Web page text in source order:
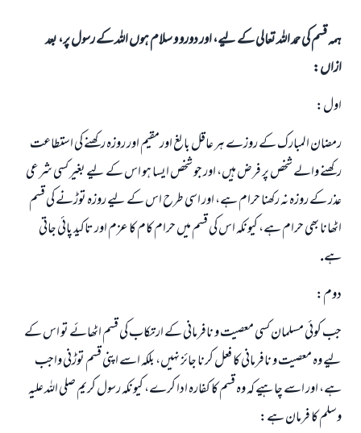
ہمہ قسم کی حمد اللہ تعالی کے لیے، اور دورو و سلام ہوں اللہ کے رسول پر، بعد
ازاں:
اول:
رمضان المبارك كے روزے ہر عاقل بالغ اورمقيم اور روزہ ركھنے كى استطاعت
ركھنے والے شخص پر فرض ہيں، اور جو شخص ايسا ہو اس كے ليے بغير كسى شرعى
عذر كے روزہ نہ ركھنا حرام ہے، اور اسى طرح اس كے ليے روزہ توڑنے كى قسم
اٹھانا بھى حرام ہے، كيونكہ اس كى قسم ميں حرام كام كا عزم اور تاكيد پائى جاتى
ہے.
دوم:
جب كوئى مسلمان كسى معصيت و نافرمانى كے ارتكاب كى قسم اٹھائے تو اس كے
ليے وہ معصيت و نافرمانى كا فعل كرنا جائز نہيں، بلكہ اسے اپنى قسم توڑنى واجب
ہے، اور اسے چاہيے كہ وہ قسم كا كفارہ ادا كرے، كيونكہ رسول كريم صلى اللہ عليہ
وسلم كا فرمان ہے: